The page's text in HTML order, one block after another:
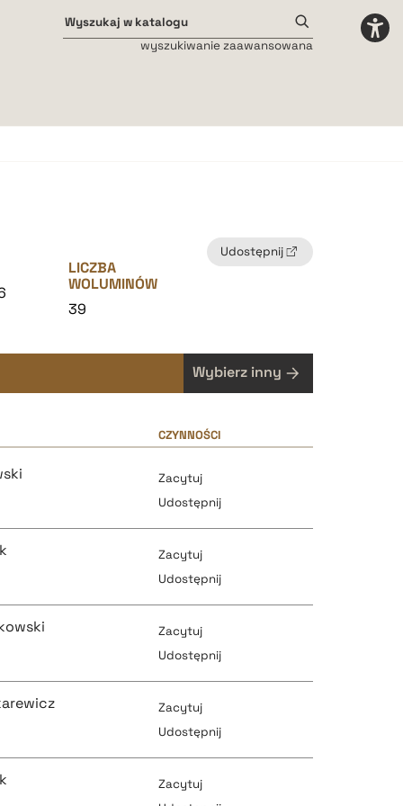
wyszukiwanie zaawansowana
Udostępnij
LICZBA
WOLUMINÓW
39
Wybierz inny
CZYNNOŚCI
Zacytuj
Udostępnij
pobierz cytat
pobierz cytat
Zacytuj
Udostępnij
pobierz cytat
Zacytuj
Udostępnij
pobierz cytat
Zacytuj
Udostępnij
Zacytuj